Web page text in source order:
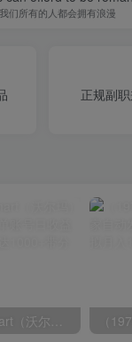
们所有的人都会拥有浪漫
正规副
（19757期）Walmart（沃尔玛）超市浏览标注项目，单账号日收益20+ 单电脑日收益可达1000+带分佣机制